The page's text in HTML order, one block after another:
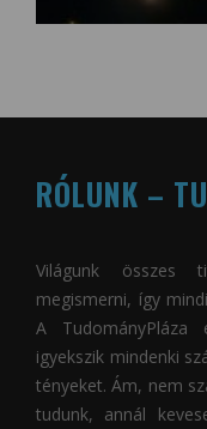
RÓLUNK –
Világunk összes
megismerni, így
A TudományPláza
igyekszik mindenki
tényeket. Ám, nem
tudunk, annál